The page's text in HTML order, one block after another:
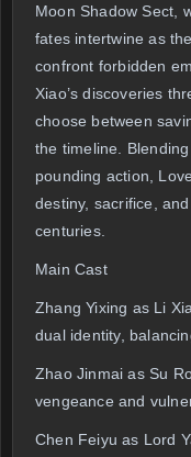
Moon Shadow Sect,
fates intertwine as
confront forbidden
Xiao’s discoveries
choose between
the timeline.
pounding action,
destiny, sacrifice,
centuries.
Main Cast
Zhang Yixing as Li
dual identity,
Zhao Jinmai as Su
vengeance and
Chen Feiyu as Lord